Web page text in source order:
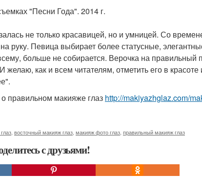
"Песни Года". 2014 г.
не только красавицей, но и умницей. Со
руку. Певица выбирает более статусные,
больше не собирается. Верочка на
желаю, как и всем читателям, отметить его в
правильном макияже глаз http://makiyazhglaz.com/
восточный макияж глаз макияж фото глаз правильный макияж глаз
с друзьями!